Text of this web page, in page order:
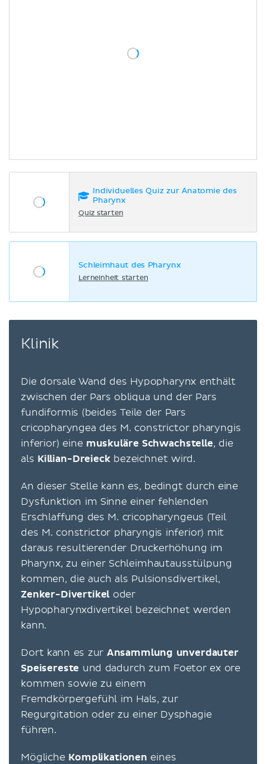
Individuelles Quiz zur Anatomie des
Pharynx
Quiz starten
Schleimhaut des Pharynx
Lerneinheit starten
Klinik
Die dorsale Wand des Hypopharynx enthält
zwischen der Pars obliqua und der Pars
fundiformis (beides Teile der Pars
cricopharyngea des M. constrictor pharyngis
inferior) eine muskuläre Schwachstelle, die
als Killian-Dreieckbezeichnet wird.
An dieser Stelle kann es, bedingt durch eine
Dysfunktion im Sinne einer fehlenden
Erschlaffung des M. cricopharyngeus (Teil
des M. constrictor pharyngis inferior) mit
daraus resultierender Druckerhöhung im
Pharynx, zu einer Schleimhautausstülpung
kommen, die auch als Pulsionsdivertikel,
Zenker-Divertikel oder
Hypopharynxdivertikel bezeichnet werden
kann.
Dort kann es zur Ansammlung unverdauter
Speisereste und dadurch zum Foetor ex ore
kommen sowie zu einem
Fremdkörpergefühl im Hals, zur
Regurgitation oder zu einer Dysphagie
führen.
Mögliche Komplikationen eines